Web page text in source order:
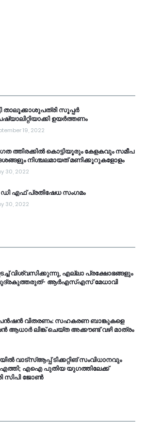
താലൂക്കാശുപത്രി സൂപ്പർ
ഉയർത്തണം
19, 2022
ത്തിരക്കിൽ കൊട്ടിയൂരും കേളകവും സമീപ
നിശ്ചലമായത് മണിക്കൂറുകളോളം
30, 2022
എഫ് പ്രതിഷേധ സംഗമം
30, 2022
വിശ്വസിക്കുന്നു, എല്ലാ പ്രക്ഷോഭങ്ങളും
മുദ്രകുത്തരുത്- ആർഎസ്എസ് മേധാവി
വിതരണം: സഹകരണ ബാങ്കുകളെ
ആധാർ‌ ലിങ്ക് ചെയ്ത അക്കൗണ്ട് വഴി മാത്രം
വാട്‌സ്ആപ്പ് ടിക്കറ്റിങ് സംവിധാനവും
എത്തി; എഐ പുതിയ യുഗത്തിലേക്ക്
സിപി ജോൺ